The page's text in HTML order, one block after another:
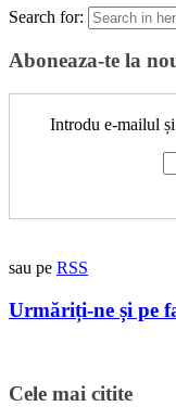
Search for:
Aboneaza-te la
Introdu e-mailul
sau pe RSS
Urmăriți-ne și pe
Cele mai citite